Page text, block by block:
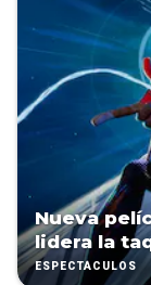
Nueva
lidera la
ESPECTÁCULOS